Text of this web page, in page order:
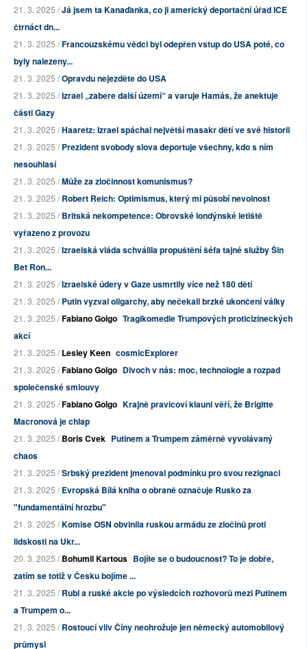
21. 3. 2025 /Já jsem ta Kanaďanka, co ji americký deportační úřad ICE
čtrnáct dn...
21. 3. 2025 /Francouzskému vědci byl odepřen vstup do USA poté, co
byly nalezeny...
21. 3. 2025 /Opravdu nejezděte do USA
21. 3. 2025 /Izrael „zabere další území“ a varuje Hamás, že anektuje
části Gazy
21. 3. 2025 /Haaretz: Izrael spáchal největší masakr dětí ve své historii
21. 3. 2025 /Prezident svobody slova deportuje všechny, kdo s ním
nesouhlasí
21. 3. 2025 /Může za zločinnost komunismus?
21. 3. 2025 /Robert Reich: Optimismus, který mi působí nevolnost
21. 3. 2025 /Britská nekompetence: Obrovské londýnské letiště
vyřazeno z provozu
21. 3. 2025 /Izraelská vláda schválila propuštění šéfa tajné služby Šin
Bet Ron...
21. 3. 2025 /Izraelské údery v Gaze usmrtily více než 180 dětí
21. 3. 2025 /Putin vyzval oligarchy, aby nečekali brzké ukončení války
21. 3. 2025 /Fabiano Golgo Tragikomedie Trumpových proticizineckých
akcí
21. 3. 2025 /Lesley Keen cosmicExplorer
21. 3. 2025 /Fabiano Golgo Divoch v nás: moc, technologie a rozpad
společenské smlouvy
21. 3. 2025 /Fabiano Golgo Krajně pravicoví klauni věří, že Brigitte
Macronová je chlap
21. 3. 2025 /Boris Cvek Putinem a Trumpem záměrně vyvolávaný
chaos
21. 3. 2025 /Srbský prezident jmenoval podmínku pro svou rezignaci
21. 3. 2025 /Evropská Bílá kniha o obraně označuje Rusko za
"fundamentální hrozbu"
21. 3. 2025 /Komise OSN obvinila ruskou armádu ze zločinů proti
lidskosti na Ukr...
20. 3. 2025 /Bohumil Kartous Bojíte se o budoucnost? To je dobře,
zatím se totiž v Česku bojíme ...
21. 3. 2025 /Rubl a ruské akcie po výsledcích rozhovorů mezi Putinem
a Trumpem o...
21. 3. 2025 /Rostoucí vliv Číny neohrožuje jen německý automobilový
průmysl